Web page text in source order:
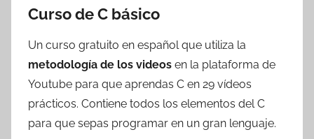
Curso de C básico
Un curso gratuito en español que utiliza la
metodología de los videos en la plataforma de
Youtube para que aprendas C en 29 vídeos
prácticos. Contiene todos los elementos del C
para que sepas programar en un gran lenguaje.